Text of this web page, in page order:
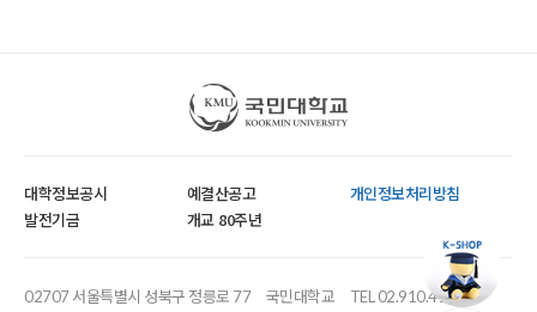
국민대학교
대학정보공시 예결산공고
개인정보처리방침
발전기금
개교 80주년
02707 서울특별시 성북구 정릉로 77 국민대학교 TEL 02.910.4114